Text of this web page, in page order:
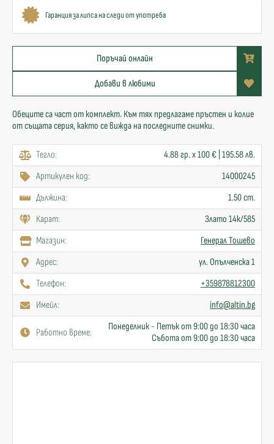
Гаранция за липса на следи от употреба
Поръчай онлайн
Добави в любими
Обеците са част от комплект. Към тях предлагаме пръстен и колие
от същата серия, както се вижда на последните снимки.
Тегло:
4.88 гр. x 100 € | 195.58 лв.
Артикулен код:
14000245
Дължина:
1.50 cm.
Карат:
Злато 14к/585
Mагазин:
Генерал Тошево
Адрес:
ул. Опълченска 1
Телефон:
+359878812300
Имейл:
info@altin.bg
Работно време:
Понеделник - Петък от 9:00 до 18:30 часа
Събота от 9:00 до 18:30 часа